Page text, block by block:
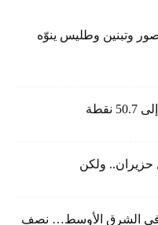
وتبنين وطليس ينوّه
حزيران.. ولكن
في الشرق الأوسط… نصف